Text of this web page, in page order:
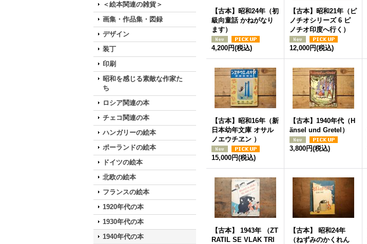
＜絵本関連の雑貨＞
画集・作品集・図録
デザイン
装丁
印刷
昭和を感じる素敵な作家た
ち
ロシア関連の本
チェコ関連の本
ハンガリーの絵本
ポーランドの絵本
ドイツの絵本
北欧の絵本
フランスの絵本
1920年代の本
1930年代の本
1940年代の本
【古本】昭和24年（初
級向童話 かねがなり
ます）
4,200円(税込)
【古本】昭和21年（ピ
ノチオシリーズ 6 ピ
ノチオ印度へ行く）
12,000円(税込)
【古本】昭和16年（新
日本幼年文庫 オサル
ノエウチヱン ）
15,000円(税込)
【古本】1940年代（H
änsel und Gretel）
3,800円(税込)
【古本】 1943年 （ZT
RATIL SE VLAK TRI
【古本】 昭和24年
（ねずみのかくれん